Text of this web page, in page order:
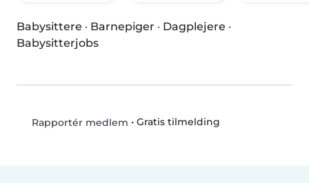
Babysittere · Barnepiger · Dagplejere ·
Babysitterjobs
Rapportér medlem • Gratis tilmelding